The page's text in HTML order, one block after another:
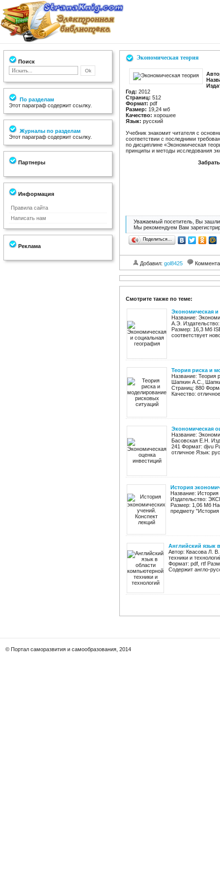
Поиск
По разделам
Этот параграф содержит ссылку.
Журналы по разделам
Этот параграф содержит ссылку.
Партнеры
Информация
Правила сайта
Написать нам
Реклама
Экономическая теория
Год: 2012
Страниц: 512
Формат: pdf
Размер: 19,24 мб
Качество: хорошее
Язык: русский
Учебник знакомит читателя с
соответствии с последними
по дисциплине «Экономическая
принципы и методы исследования
Уважаемый посетитель, Вы зашли
Мы рекомендуем Вам
Поделиться…
Добавил: gol8425
Смотрите также по теме:
Экономическая
Название:
А.Э.
Размер: 16,3 Мб
соответствует
Теория риска и
Название: Теория
Шапкин А.С.,
Страниц: 880
Качество:
Экономическая
Название:
Басовская Е.Н.
241 Формат: djvu
отличное Язык:
История
Название:
Издательство:
Размер: 1,06 Мб
предмету
Английский язык
Автор: Квасова Л.
техники и
Формат: pdf, rtf
Содержит англо-
© Портал саморазвития и самообразования, 2014